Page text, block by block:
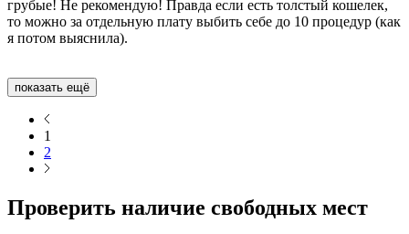
грубые! Не рекомендую! Правда если есть толстый кошелек,
то можно за отдельную плату выбить себе до 10 процедур (как
я потом выяснила).
показать ещё
1
2
Проверить наличие свободных мест